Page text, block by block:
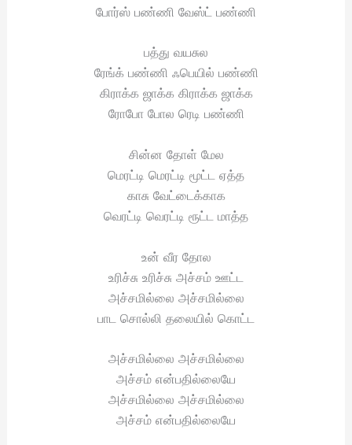
போர்ஸ் பண்ணி வேஸ்ட் பண்ணி
பத்து வயசுல
ரேங்க் பண்ணி ஃபெயில் பண்ணி
கிராக்க ஜாக்க கிராக்க ஜாக்க
ரோபோ போல ரெடி பண்ணி
சின்ன தோள் மேல
மெரட்டி மெரட்டி மூட்ட ஏத்த
காசு வேட்டைக்காக
வெரட்டி வெரட்டி ரூட்ட மாத்த
உன் வீர தோல
உரிச்சு உரிச்சு அச்சம் ஊட்ட
அச்சமில்லை அச்சமில்லை
பாட சொல்லி தலையில் கொட்ட
அச்சமில்லை அச்சமில்லை
அச்சம் என்பதில்லையே
அச்சமில்லை அச்சமில்லை
அச்சம் என்பதில்லையே